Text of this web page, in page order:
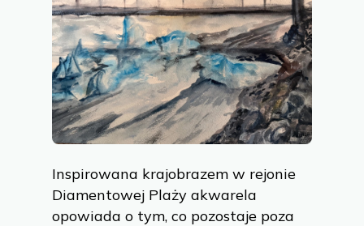
Inspirowana krajobrazem w rejonie
Diamentowej Plaży akwarela
opowiada o tym, co pozostaje poza